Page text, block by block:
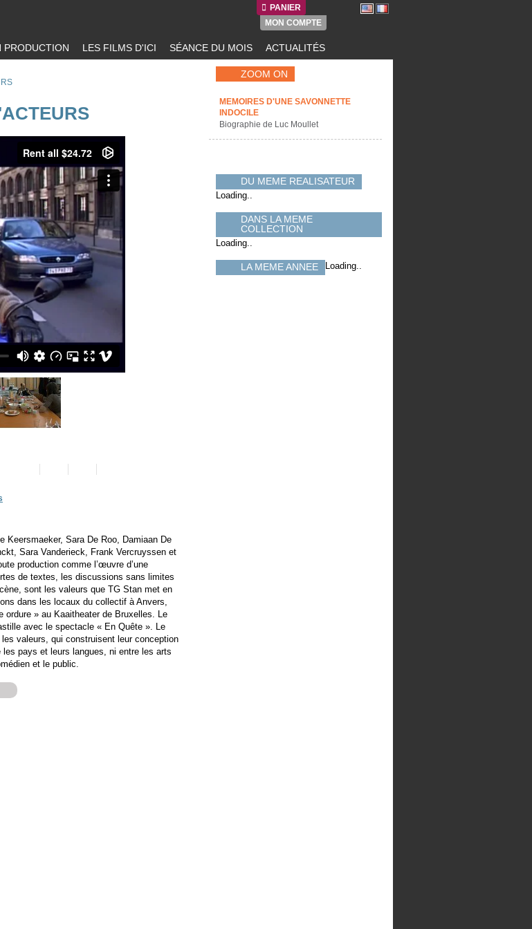
PANIER
MON COMPTE
PRODUCTION LES FILMS D'ICI SÉANCE DU MOIS ACTUALITÉS
Keersmaeker, Sara De Roo, Damiaan De
Sara Vanderieck, Frank Vercruyssen et
production comme l’œuvre d’une
de textes, les discussions sans limites
sont les valeurs que TG Stan met en
dans les locaux du collectif à Anvers,
ordure » au Kaaitheater de Bruxelles. Le
avec le spectacle « En Quête ». Le
valeurs, qui construisent leur conception
pays et leurs langues, ni entre les arts
et le public.
ZOOM ON
MEMOIRES D'UNE SAVONNETTE
INDOCILE
Biographie de Luc Moullet
DU MEME REALISATEUR
Loading..
DANS LA MEME
COLLECTION
Loading..
LA MEME ANNEE Loading..